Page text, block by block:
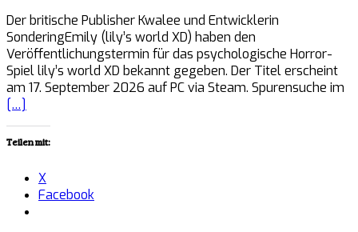
Der britische Publisher Kwalee und Entwicklerin
SonderingEmily (lily’s world XD) haben den
Veröffentlichungstermin für das psychologische Horror-
Spiel lily’s world XD bekannt gegeben. Der Titel erscheint
am 17. September 2026 auf PC via Steam. Spurensuche im
[…]
Teilen mit:
X
Facebook